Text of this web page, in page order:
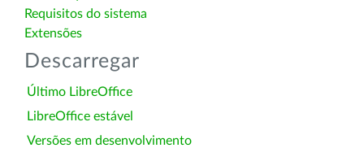
Requisitos do sistema
Extensões
Descarregar
Último LibreOffice
LibreOffice estável
Versões em desenvolvimento